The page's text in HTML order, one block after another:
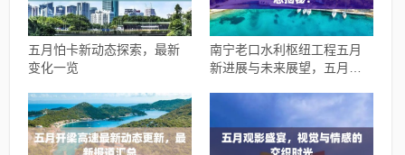
五月怕卡新动态探索，最新
变化一览
南宁老口水利枢纽工程五月
新进展与未来展望，五月最